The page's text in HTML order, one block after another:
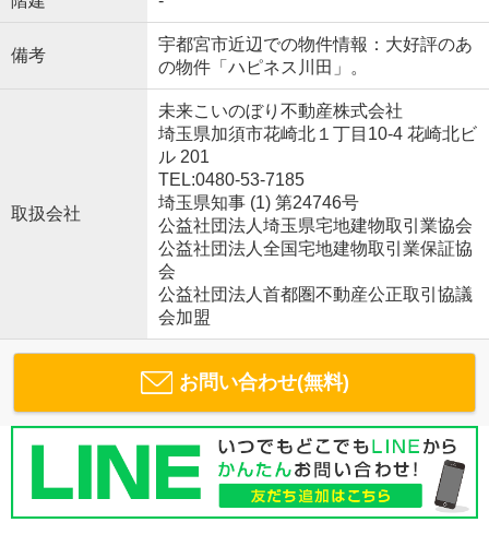
備考
宇都宮市近辺での物件情報：大好評のあ
の物件「ハピネス川田」。
取扱会社
未来こいのぼり不動産株式会社
埼玉県加須市花崎北１丁目10-4 花崎北ビ
ル 201
TEL:0480-53-7185
埼玉県知事 (1) 第24746号
公益社団法人埼玉県宅地建物取引業協会
公益社団法人全国宅地建物取引業保証協
会
公益社団法人首都圏不動産公正取引協議
会加盟
お問い合わせ(無料)